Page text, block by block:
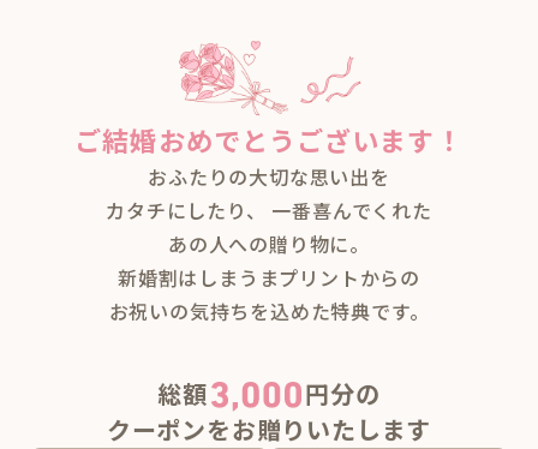
ご結婚おめでとうございます！
おふたりの大切な思い出を
カタチにしたり、
一番喜んでくれた
あの人への贈り物に。
新婚割はしまうまプリントからの
お祝いの気持ちを込めた特典です。
総額
円分の
クーポンをお贈りいたします